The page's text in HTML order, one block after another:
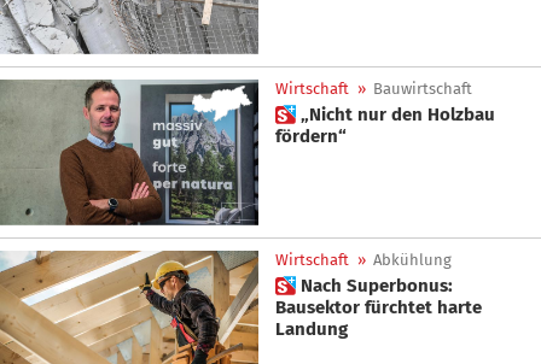
Wirtschaft » Bauwirtschaft
 „Nicht nur den Holzbau
fördern“
Wirtschaft » Abkühlung
 Nach Superbonus:
Bausektor fürchtet harte
Landung